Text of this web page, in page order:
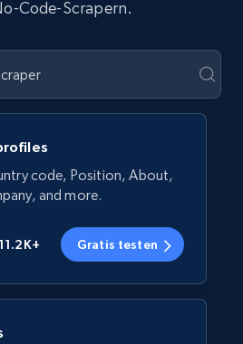
Code-Scrapern.
code, Position, About,
and more.
11.2K+ Gratis testen